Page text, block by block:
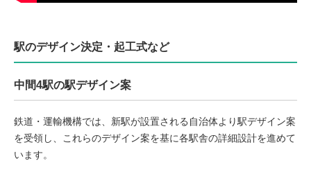
駅のデザイン決定・起工式など
中間4駅の駅デザイン案
鉄道・運輸機構では、新駅が設置される自治体より駅デザイン案
を受領し、これらのデザイン案を基に各駅舎の詳細設計を進めて
います。